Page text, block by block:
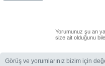
Yorumunuz şu an
size ait olduğunu
Görüş ve yorumlarınız bizim için